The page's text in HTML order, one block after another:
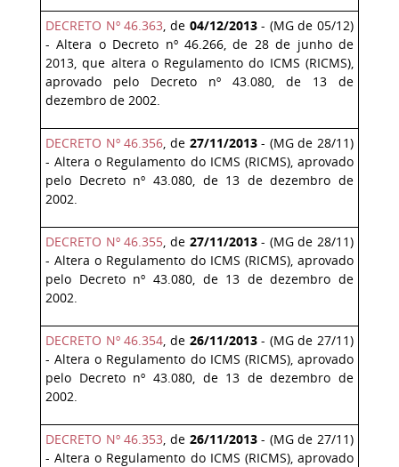
DECRETO Nº 46.363, de 04/12/2013- (MG de 05/12)
- Altera o Decreto nº 46.266, de 28 de junho de
2013, que altera o Regulamento do ICMS (RICMS),
aprovado pelo Decreto nº 43.080, de 13 de
dezembro de 2002.
DECRETO Nº 46.356, de 27/11/2013- (MG de 28/11)
- Altera o Regulamento do ICMS (RICMS), aprovado
pelo Decreto nº 43.080, de 13 de dezembro de
2002.
DECRETO Nº 46.355, de 27/11/2013- (MG de 28/11)
- Altera o Regulamento do ICMS (RICMS), aprovado
pelo Decreto nº 43.080, de 13 de dezembro de
2002.
DECRETO Nº 46.354, de 26/11/2013- (MG de 27/11)
- Altera o Regulamento do ICMS (RICMS), aprovado
pelo Decreto nº 43.080, de 13 de dezembro de
2002.
DECRETO Nº 46.353, de 26/11/2013- (MG de 27/11)
- Altera o Regulamento do ICMS (RICMS), aprovado